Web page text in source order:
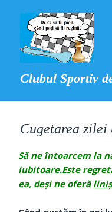
Clubul Sportiv
Cugetarea
Să ne întoarcem la
iubitoare.Este
ea, deşi ne oferă